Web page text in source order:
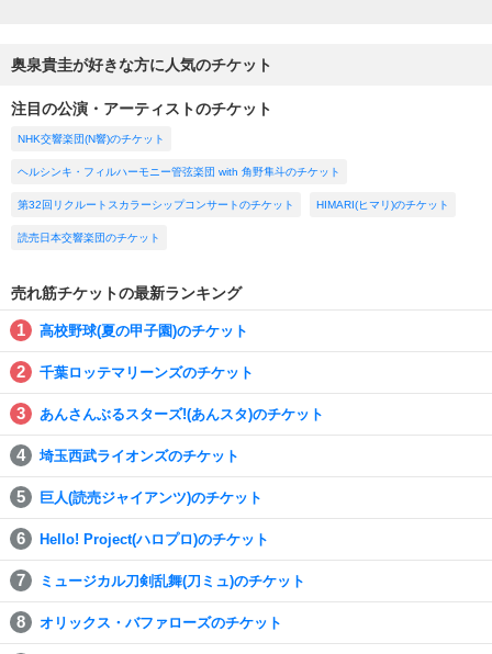
奥泉貴圭が好きな方に人気のチケット
注目の公演・アーティストのチケット
NHK交響楽団(N響)のチケット
ヘルシンキ・フィルハーモニー管弦楽団 with 角野隼斗のチケット
第32回リクルートスカラーシップコンサートのチケット HIMARI(ヒマリ)のチケット
読売日本交響楽団のチケット
売れ筋チケットの最新ランキング
高校野球(夏の甲子園)のチケット
千葉ロッテマリーンズのチケット
あんさんぶるスターズ!(あんスタ)のチケット
埼玉西武ライオンズのチケット
巨人(読売ジャイアンツ)のチケット
Hello! Project(ハロプロ)のチケット
ミュージカル刀剣乱舞(刀ミュ)のチケット
オリックス・バファローズのチケット